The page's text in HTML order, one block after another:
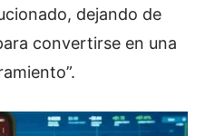
dejando de
convertirse en una